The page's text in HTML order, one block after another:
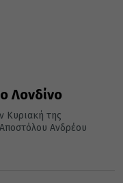
Λονδίνο
Κυριακή της
Ανδρέου